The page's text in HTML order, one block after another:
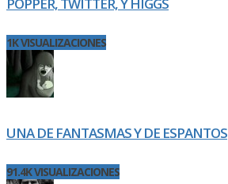
1K VISUALIZACIONES
UNA DE FANTASMAS Y DE ESPANTOS
91.4K VISUALIZACIONES